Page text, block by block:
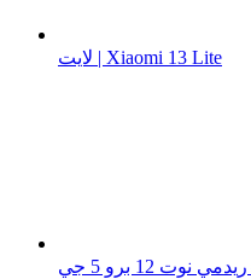
لايت | Xiaomi 13 Lite